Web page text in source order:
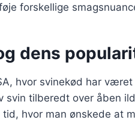
forskellige
dens
hvor svinekød har
svin tilberedt over åben
hvor man ønskede at